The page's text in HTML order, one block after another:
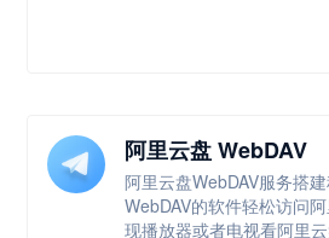
阿里云盘 WebDAV
阿里云盘WebDAV服务搭
WebDAV的软件轻松访问
现播放器或者电视看阿里